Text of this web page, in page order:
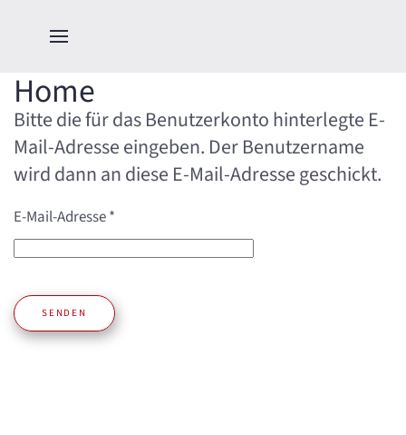
Home
Bitte die für das Benutzerkonto hinterlegte E-
Mail-Adresse eingeben. Der Benutzername
wird dann an diese E-Mail-Adresse geschickt.
E-Mail-Adresse*
SENDEN